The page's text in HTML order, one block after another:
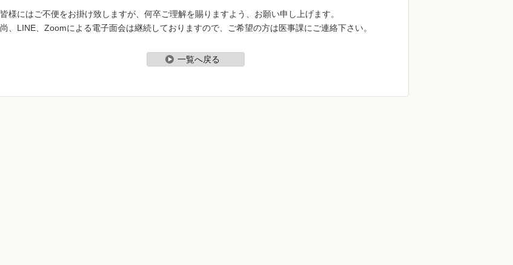
皆様にはご不便をお掛け致しますが、何卒ご理解を賜りますよう、お願い申し上げます。
尚、LINE、Zoomによる電子面会は継続しておりますので、ご希望の方は医事課にご連絡下さい。
一覧へ戻る